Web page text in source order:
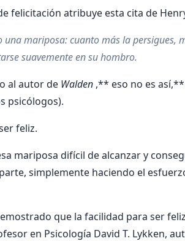
felicitación atribuye esta cita de
una mariposa: cuanto más la persigues,
suavemente en su hombro.
al autor de Walden ,** eso no es
psicólogos).
feliz.
mariposa difícil de alcanzar y
simplemente haciendo el
que la facilidad para ser
en Psicología David T. Lykken,